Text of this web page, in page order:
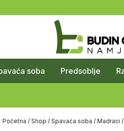
soba Predsoblje
Početna / Shop / Spavaća soba / Madraci